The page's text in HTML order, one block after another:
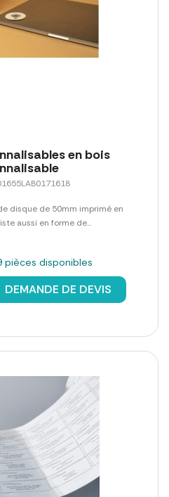
en bois
disque de 50mm imprimé en
aussi en forme de...
pièces disponibles
DEMANDE DE DEVIS